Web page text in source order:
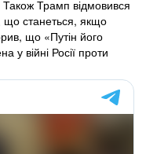
Трамп відмовився
що станеться, якщо
що «Путін його
у війні Росії проти